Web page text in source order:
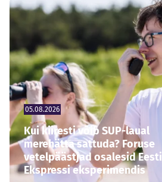
05.08.2026
Kui kiiresti võib SUP-laual
merehätta sattuda? Foruse
vetelpäästjad osalesid Eesti
Ekspressi eksperimendis